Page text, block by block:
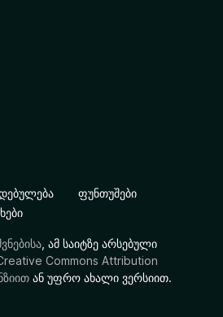
ფუნთუშები
, ამ საიტზე არსებული
Commons Attribution
ან უფრო ახალი ვერსიით.